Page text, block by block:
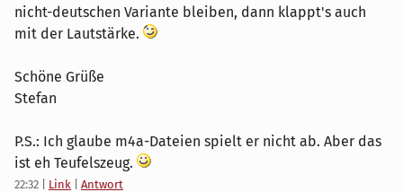
nicht-deutschen Variante bleiben, dann klappt's auch
mit der Lautstärke.
Schöne Grüße
Stefan
P.S.: Ich glaube m4a-Dateien spielt er nicht ab. Aber das
ist eh Teufelszeug.
22:32 Link Antwort